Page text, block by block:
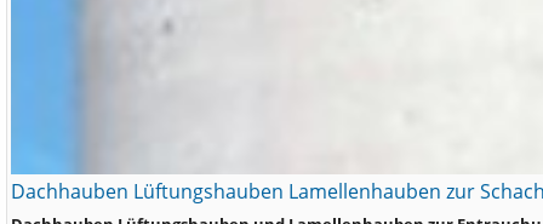
Dachhauben Lüftungshauben Lamellenhauben zur